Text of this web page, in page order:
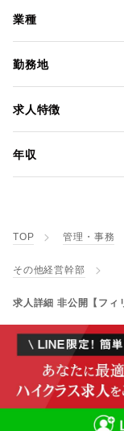
業種
勤務地
求人特徴
年収
TOP 管理・事務
その他経営幹部
求人詳細 非公開【フ